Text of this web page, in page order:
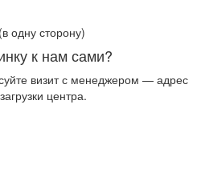
одну сторону)
к нам сами?
визит с менеджером — адрес
центра.